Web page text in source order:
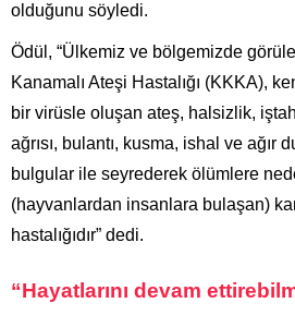
olduğunu söyledi.
Ödül, “Ülkemiz ve bölgemizde
Kanamalı Ateşi Hastalığı (KKKA),
bir virüsle oluşan ateş, halsizlik,
ağrısı, bulantı, kusma, ishal ve ağır
bulgular ile seyrederek ölümlere
(hayvanlardan insanlara bulaşan)
hastalığıdır” dedi.
“Hayatlarını devam